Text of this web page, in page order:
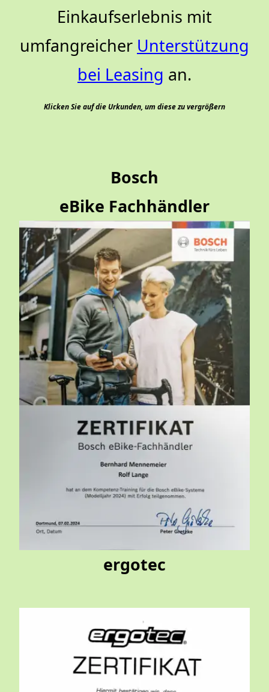
Einkaufserlebnis mit
umfangreicher Unterstützung
bei Leasing an.
Klicken Sie auf die Urkunden, um diese zu vergrößern
Bosch
eBike Fachhändler
ergotec